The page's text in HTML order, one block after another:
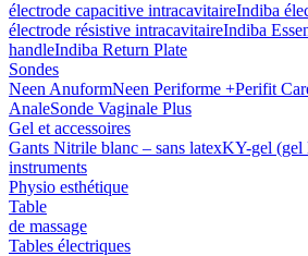
électrode capacitive intracavitaireIndiba
électrode résistive intracavitaireIndiba
handleIndiba Return Plate
Sondes
Neen AnuformNeen Periforme +Perifit
AnaleSonde Vaginale Plus
Gel et accessoires
Gants Nitrile blanc – sans latexKY-gel (gel
instruments
Physio esthétique
Table
de massage
Tables électriques